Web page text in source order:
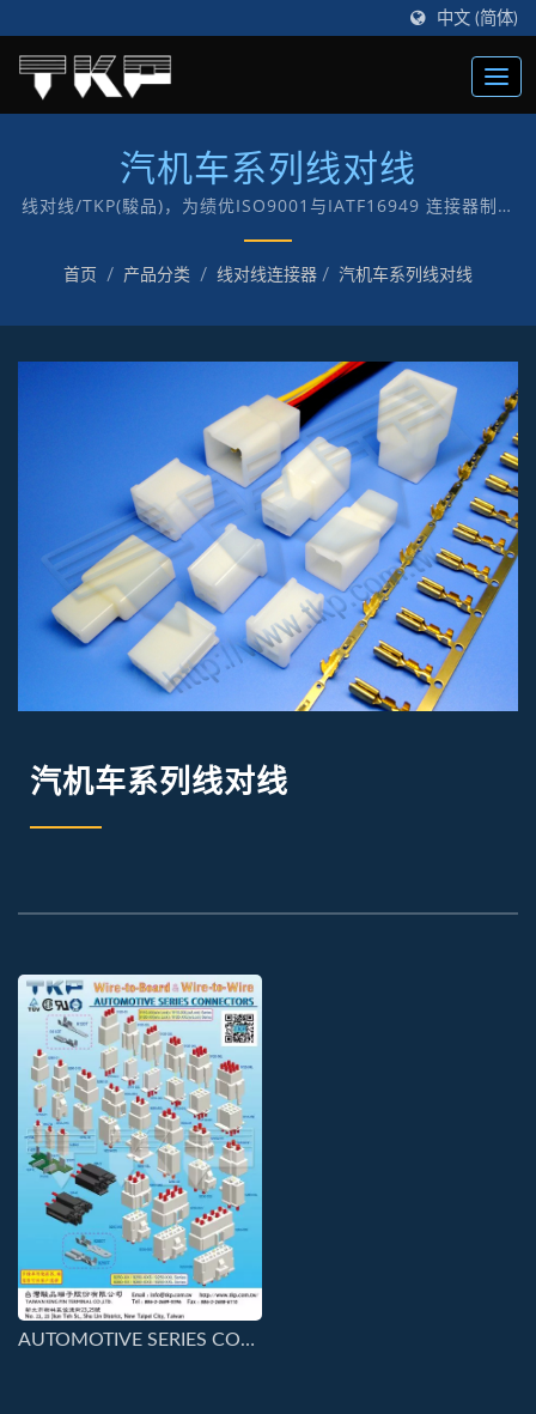
中文 (简体)
汽机车系列线对线
线对线/TKP(駿品)，为绩优ISO9001与IATF16949 连接器制造
商，创立于1987年，以“TKP”自有品牌致力于电子及电脑各式
连接器制造。
首页 / 产品分类 / 线对线连接器 / 汽机车系列线对线
汽机车系列线对线
AUTOMOTIVE SERIES CONNECTORS-2